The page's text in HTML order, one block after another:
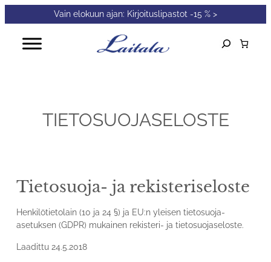
Vain elokuun ajan: Kirjoituslipastot -15 % >
sisältöön
Etsi
TIETOSUOJASELOSTE
Tietosuoja- ja rekisteriseloste
Henkilötietolain (10 ja 24 §) ja EU:n yleisen tietosuoja-
asetuksen (GDPR) mukainen rekisteri- ja tietosuojaseloste.
Laadittu 24.5.2018